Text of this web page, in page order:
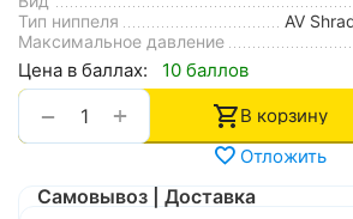
Тип ниппеля
AV
Максимальное давление
Цена в баллах: 10 баллов
+
−
В корзину
Отложить
Самовывоз | Доставка